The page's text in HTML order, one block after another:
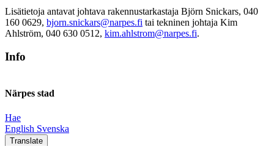
Lisätietoja antavat johtava rakennustarkastaja Björn Snickars, 040
160 0629, bjorn.snickars@narpes.fi tai tekninen johtaja Kim
Ahlström, 040 630 0512, kim.ahlstrom@narpes.fi.
Info
Närpes stad
Hae
Social
link
Social
link
Social
link
Social
link
English Svenska
Translate